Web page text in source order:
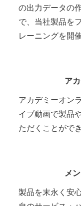
の出力データの
で、当社製品を
レーニングを開
ア
アカデミーオン
イブ動画で製品
ただくことができ
メ
製品を末永く安